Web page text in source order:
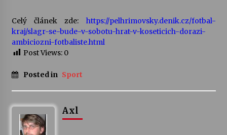
Celý článek zde: https://pelhrimovsky.denik.cz/fotbal-
kraj/slagr-se-bude-v-sobotu-hrat-v-koseticich-dorazi-
ambiciozni-fotbaliste.html
Post Views: 0
Posted in Sport
Axl